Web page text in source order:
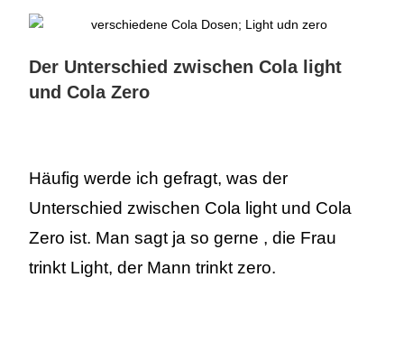
Der Unterschied zwischen Cola light
und Cola Zero
Häufig werde ich gefragt, was der
Unterschied zwischen Cola light und Cola
Zero ist. Man sagt ja so gerne , die Frau
trinkt Light, der Mann trinkt zero.